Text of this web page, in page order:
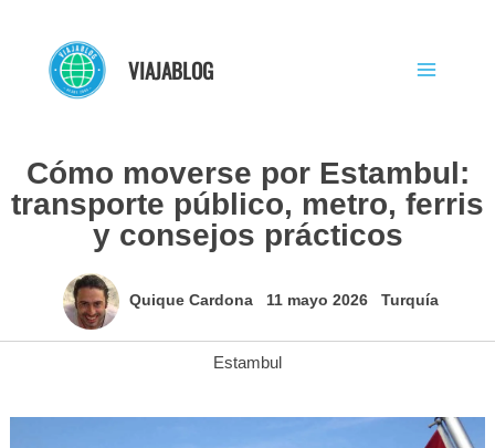
contenido
VIAJABLOG
Cómo moverse por Estambul:
transporte público, metro, ferris
y consejos prácticos
Quique Cardona 11 mayo 2026 Turquía
Estambul